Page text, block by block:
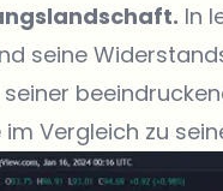
In
seine
Vergleich zu